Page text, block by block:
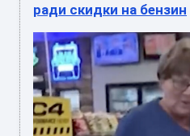
ради скидки на бензин